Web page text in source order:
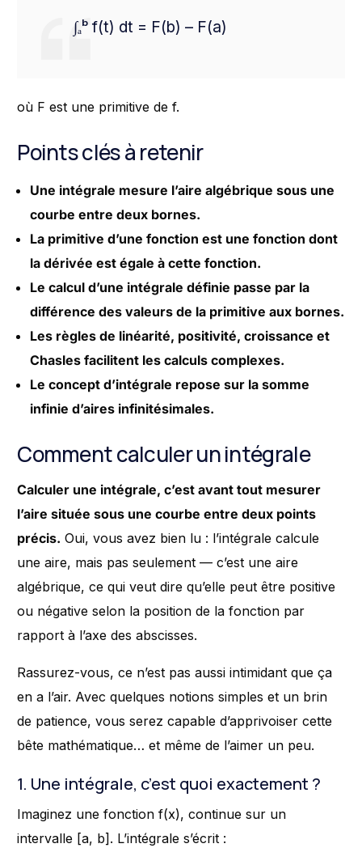
∫ₐᵇ f(t) dt = F(b) – F(a)
où F est une primitive de f.
Points clés à retenir
Une intégrale mesure l’aire algébrique sous une
courbe entre deux bornes.
La primitive d’une fonction est une fonction dont
la dérivée est égale à cette fonction.
Le calcul d’une intégrale définie passe par la
différence des valeurs de la primitive aux bornes.
Les règles de linéarité, positivité, croissance et
Chasles facilitent les calculs complexes.
Le concept d’intégrale repose sur la somme
infinie d’aires infinitésimales.
Comment calculer un intégrale
Calculer une intégrale, c’est avant tout mesurer
l’aire située sous une courbe entre deux points
précis. Oui, vous avez bien lu : l’intégrale calcule
une aire, mais pas seulement — c’est une aire
algébrique, ce qui veut dire qu’elle peut être positive
ou négative selon la position de la fonction par
rapport à l’axe des abscisses.
Rassurez-vous, ce n’est pas aussi intimidant que ça
en a l’air. Avec quelques notions simples et un brin
de patience, vous serez capable d’apprivoiser cette
bête mathématique… et même de l’aimer un peu.
1. Une intégrale, c’est quoi exactement ?
Imaginez une fonction f(x), continue sur un
intervalle [a, b]. L’intégrale s’écrit :